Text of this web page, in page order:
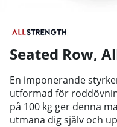
Seated Row,
En imponerande
utformad för
på 100 kg ger denna
utmana dig själv och